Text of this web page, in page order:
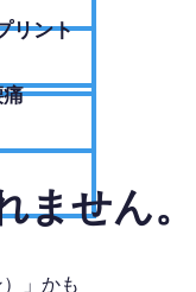
リント
せん。
」かも